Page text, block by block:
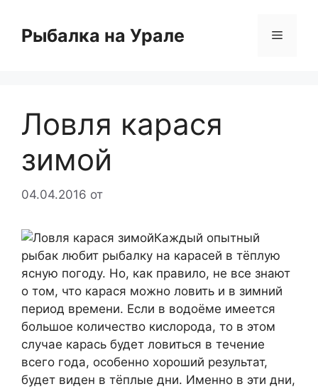
содержимому
Рыбалка на Урале Меню
Ловля карася
зимой
04.04.2016 от
Каждый опытный
рыбак любит рыбалку на карасей в тёплую
ясную погоду. Но, как правило, не все знают
о том, что карася можно ловить и в зимний
период времени. Если в водоёме имеется
большое количество кислорода, то в этом
случае карась будет ловиться в течение
всего года, особенно хороший результат,
будет виден в тёплые дни. Именно в эти дни,